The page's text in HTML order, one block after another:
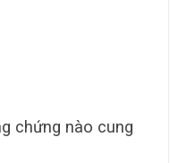
chứng nào cung